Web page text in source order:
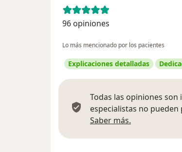
96 opiniones
Lo más mencionado por los pacientes
Explicaciones detalladas
Todas las opiniones
especialistas no
Saber más.